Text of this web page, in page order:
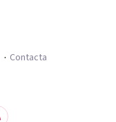
Contacta